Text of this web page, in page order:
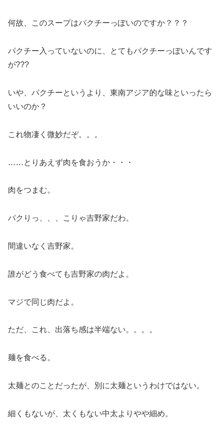
何故、このスープはパクチーっぽいのですか？？？
パクチー入っていないのに、とてもパクチーっぽいんです
が???
いや、パクチーというより、東南アジア的な味といったら
いいのか？
これ物凄く微妙だぞ。。。
……とりあえず肉を食おうか・・・
肉をつまむ。
パクりっ、、、こりゃ吉野家だわ。
間違いなく吉野家。
誰がどう食べても吉野家の肉だよ。
マジで同じ肉だよ。
ただ、これ、出落ち感は半端ない。。。。
麺を食べる。
太麺とのことだったが、別に太麺というわけではない。
細くもないが、太くもない中太よりやや細め。